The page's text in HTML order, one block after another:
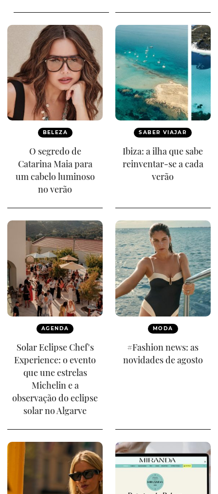
BELEZA
O segredo de
Catarina Maia para
um cabelo luminoso
no verão
SABER VIAJAR
Ibiza: a ilha que sabe
reinventar-se a cada
verão
AGENDA
Solar Eclipse Chef's
Experience: o evento
que une estrelas
Michelin e a
observação do eclipse
solar no Algarve
MODA
#Fashion news: as
novidades de agosto